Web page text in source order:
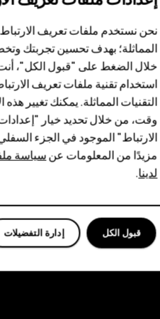
Linkedin
Discord
نحن نستخدم ملفات تعريف
المماثلة؛ بهدف تحسين تجربتك
خلال الضغط على "قبول الكل"،
استخدام تقنية ملفات تعريف
التقنيات المماثلة. يمكنك تغيير
وقت، من خلال تحديد خيار
الارتباط" الموجود في الجزء
مزيدًا من المعلومات عنسياسة
لدينا.
إدارة التفضيلات قبول الكل